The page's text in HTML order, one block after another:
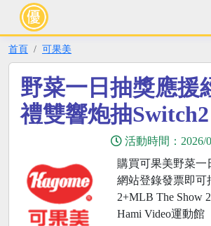
首頁 可果美
野菜一日抽獎應援
禮雙響炮抽Switch2
活動時間： 2026/
購買可果美野菜一
網站登錄發票即可
2+MLB The Show
Hami Video運動館